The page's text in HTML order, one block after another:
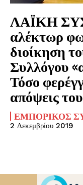
ΛΑΪΚΗ
αλέκτωρ
διοίκηση
Συλλόγου
Τόσο
απόψεις
ΕΜΠΟΡΙΚΌΣ
2 Δεκεμβρίου 2019